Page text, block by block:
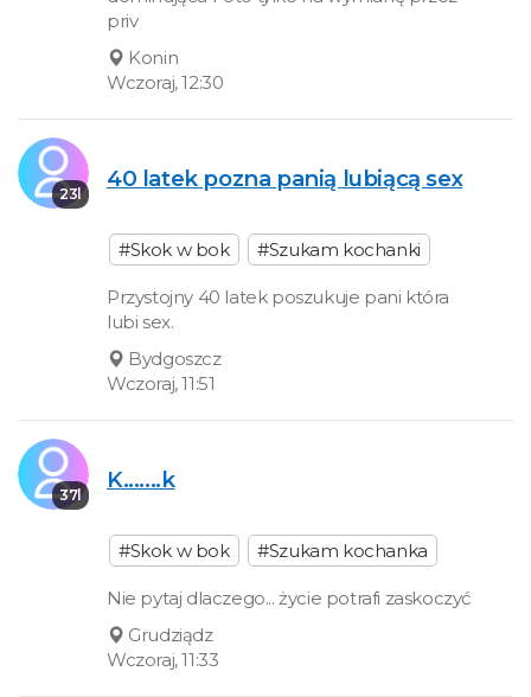
priv
Konin
Wczoraj, 12:30
23l
40 latek pozna panią lubiącą sex
#Skok w bok #Szukam kochanki
Przystojny 40 latek poszukuje pani która
lubi sex.
Bydgoszcz
Wczoraj, 11:51
37l
K.......k
#Skok w bok #Szukam kochanka
Nie pytaj dlaczego... życie potrafi zaskoczyć
Grudziądz
Wczoraj, 11:33